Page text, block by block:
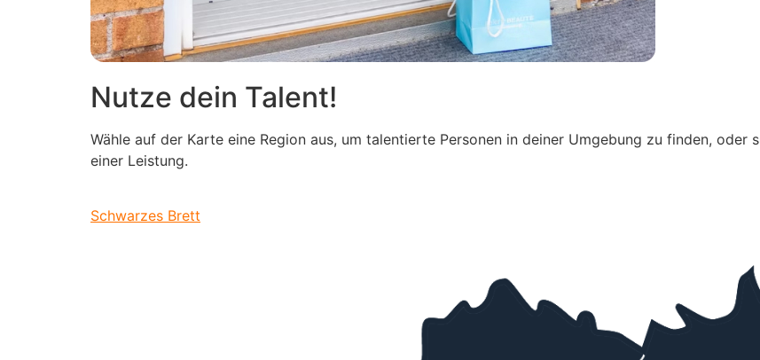
Nutze dein Talent!
Wähle auf der Karte eine Region aus, um talentierte Personen in deiner Umgebung zu finden, oder
einer Leistung.
Schwarzes Brett